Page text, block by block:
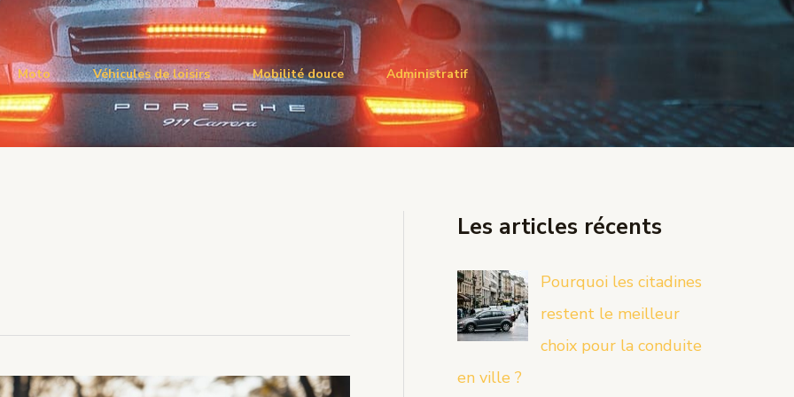
Moto Véhicules de loisirs Mobilité douce Administratif
Les articles récents
Pourquoi les citadines
restent le meilleur
choix pour la conduite
en ville ?